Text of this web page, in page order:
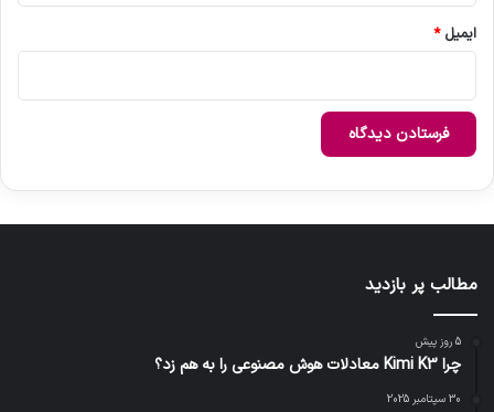
ایمیل*
مطالب پر بازدید
5 روز پیش
چرا Kimi K3 معادلات هوش مصنوعی را به هم زد؟
30 سپتامبر 2025